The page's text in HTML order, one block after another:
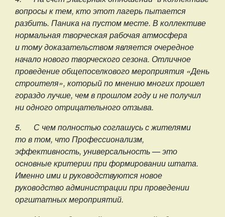
вопросы к тем, кто этот лагерь пытается
разбить. Паника на пустом месте. В коллективе
нормальная творческая рабочая атмосфера
и тому доказательством является очередное
начало нового творческого сезона. Отличное
проведение общепоселкового мероприятия «День
строителя», который по мнению многих прошел
гораздо лучше, чем в прошлом году и не получил
ни одного отрицательного отзыва.
5. С чем полностью соглашусь с жителями
то в том, что Профессионализм,
эффективность, универсальность — это
основные критерии при формировании штата.
Именно ими и руководствуются новое
руководство администрации при проведении
оргштатных мероприятий.